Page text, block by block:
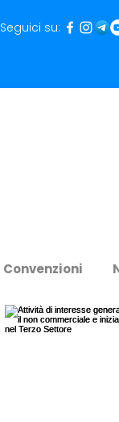
Seguici su:
Convenzioni